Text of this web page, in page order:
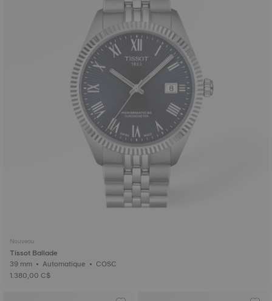
Nouveau
Tissot Ballade
39 mm • Automatique • COSC
1.380,00 C$